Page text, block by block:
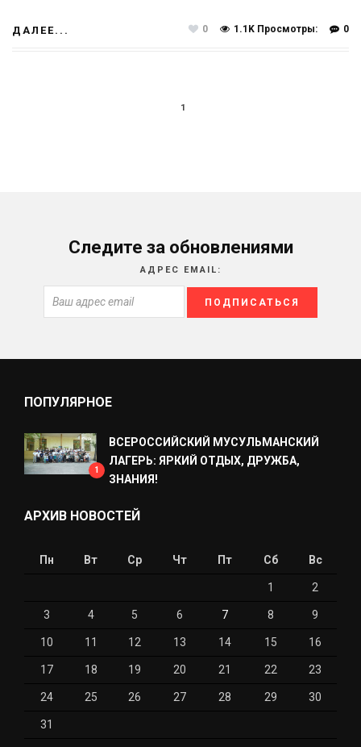
ДАЛЕЕ... 0
1.1K Просмотры:
0
1
Следите за обновлениями
АДРЕС EMAIL:
ПОПУЛЯРНОЕ
1
ВСЕРОССИЙСКИЙ МУСУЛЬМАНСКИЙ
ЛАГЕРЬ: ЯРКИЙ ОТДЫХ, ДРУЖБА,
ЗНАНИЯ!
АРХИВ НОВОСТЕЙ
Пн Вт Ср Чт Пт Сб Вс
1 2
3 4 5 6 7 8 9
10 11 12 13 14 15 16
17 18 19 20 21 22 23
24 25 26 27 28 29 30
31